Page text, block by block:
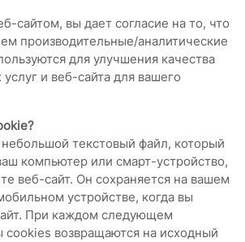
сайтом, вы дает согласие на то, что
производительные/аналитические
для улучшения качества
и веб-сайта для вашего
текстовый файл, который
компьютер или смарт-устройство,
веб-сайт. Он сохраняется на вашем
устройстве, когда вы
При каждом следующем
возвращаются на исходный